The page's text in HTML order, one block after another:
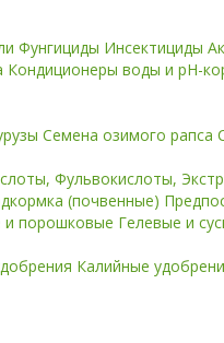
Фунгициды Инсектициды
Кондиционеры воды и pH-
Семена озимого рапса
Фульвокислоты,
(почвенные)
и порошковые Гелевые и
Калийные